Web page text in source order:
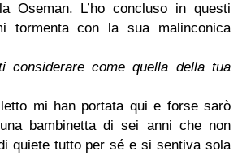
Oseman. L’ho concluso in questi
tormenta con la sua malinconica
considerare come quella della tua
mi han portata qui e forse sarò
bambinetta di sei anni che non
quiete tutto per sé e si sentiva sola